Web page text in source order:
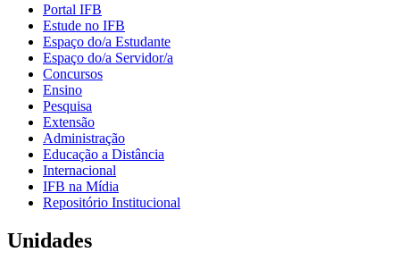
Portal IFB
Estude no IFB
Espaço do/a Estudante
Espaço do/a Servidor/a
Concursos
Ensino
Pesquisa
Extensão
Administração
Educação a Distância
Internacional
IFB na Mídia
Repositório Institucional
Unidades